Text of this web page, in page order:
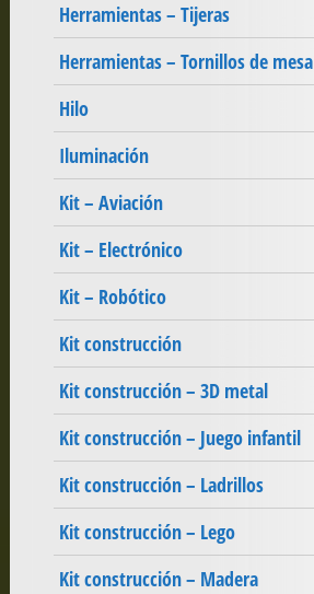
Herramientas – Tijeras
Herramientas – Tornillos de mesa
Hilo
Iluminación
Kit – Aviación
Kit – Electrónico
Kit – Robótico
Kit construcción
Kit construcción – 3D metal
Kit construcción – Juego infantil
Kit construcción – Ladrillos
Kit construcción – Lego
Kit construcción – Madera